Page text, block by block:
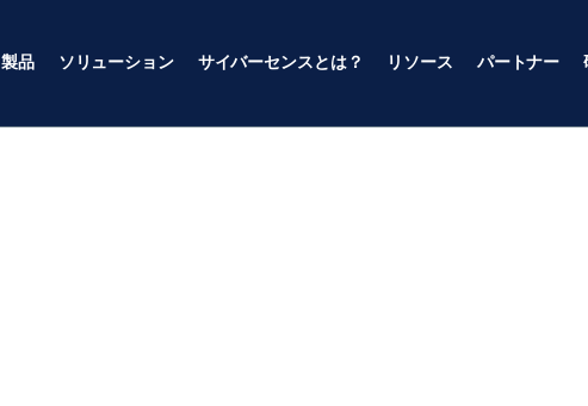
製品 ソリューション サイバーセンスとは？ リソース パートナー